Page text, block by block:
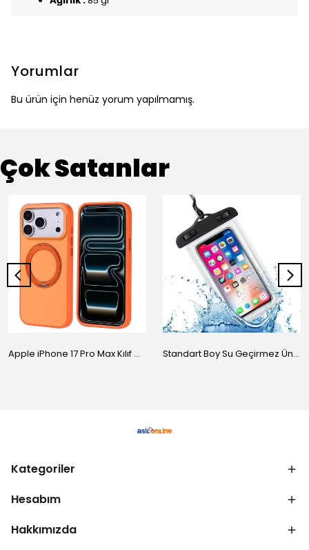
Yorumlar
Bu ürün için henüz yorum yapılmamış.
Çok Satanlar
Apple iPhone 17 Pro Max Kılıf M-Safe Şarj Özellikli Standlı Zore Proton Silikon Kapak Standart Boy Su Geçirmez Üniversal Kılıf
Kategoriler
Hesabım
Hakkımızda